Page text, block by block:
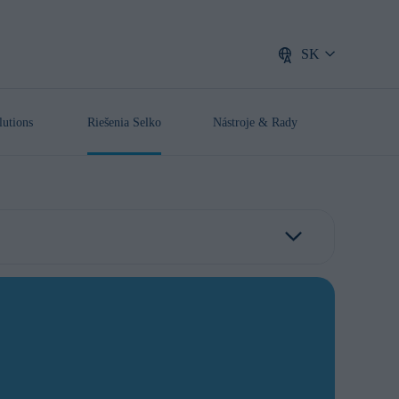
SK
Riešenia Selko Nástroje & Rady